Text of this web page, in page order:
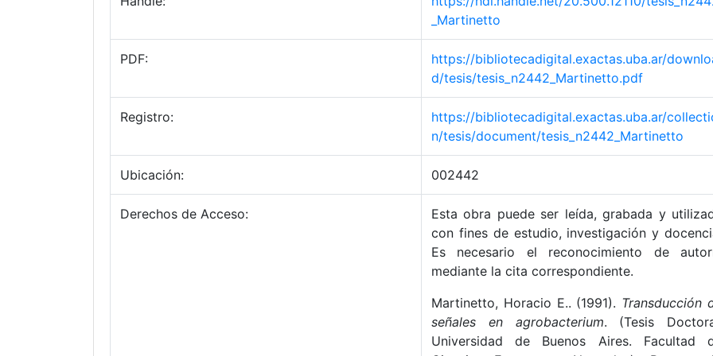
_Martinetto
PDF:
https://bibliotecadigital.exactas.uba.ar/
d/tesis/tesis_n2442_Martinetto.pdf
Registro:
https://bibliotecadigital.exactas.uba.ar/
n/tesis/document/tesis_n2442_Martinetto
Ubicación: 002442
Derechos de Acceso:
Esta obra puede ser leída, grabada y
con fines de estudio, investigación y
Es necesario el reconocimiento de
mediante la cita correspondiente.
Martinetto, Horacio E.. (1991). Transducción
señales en agrobacterium. (Tesis
Universidad de Buenos Aires. Facultad